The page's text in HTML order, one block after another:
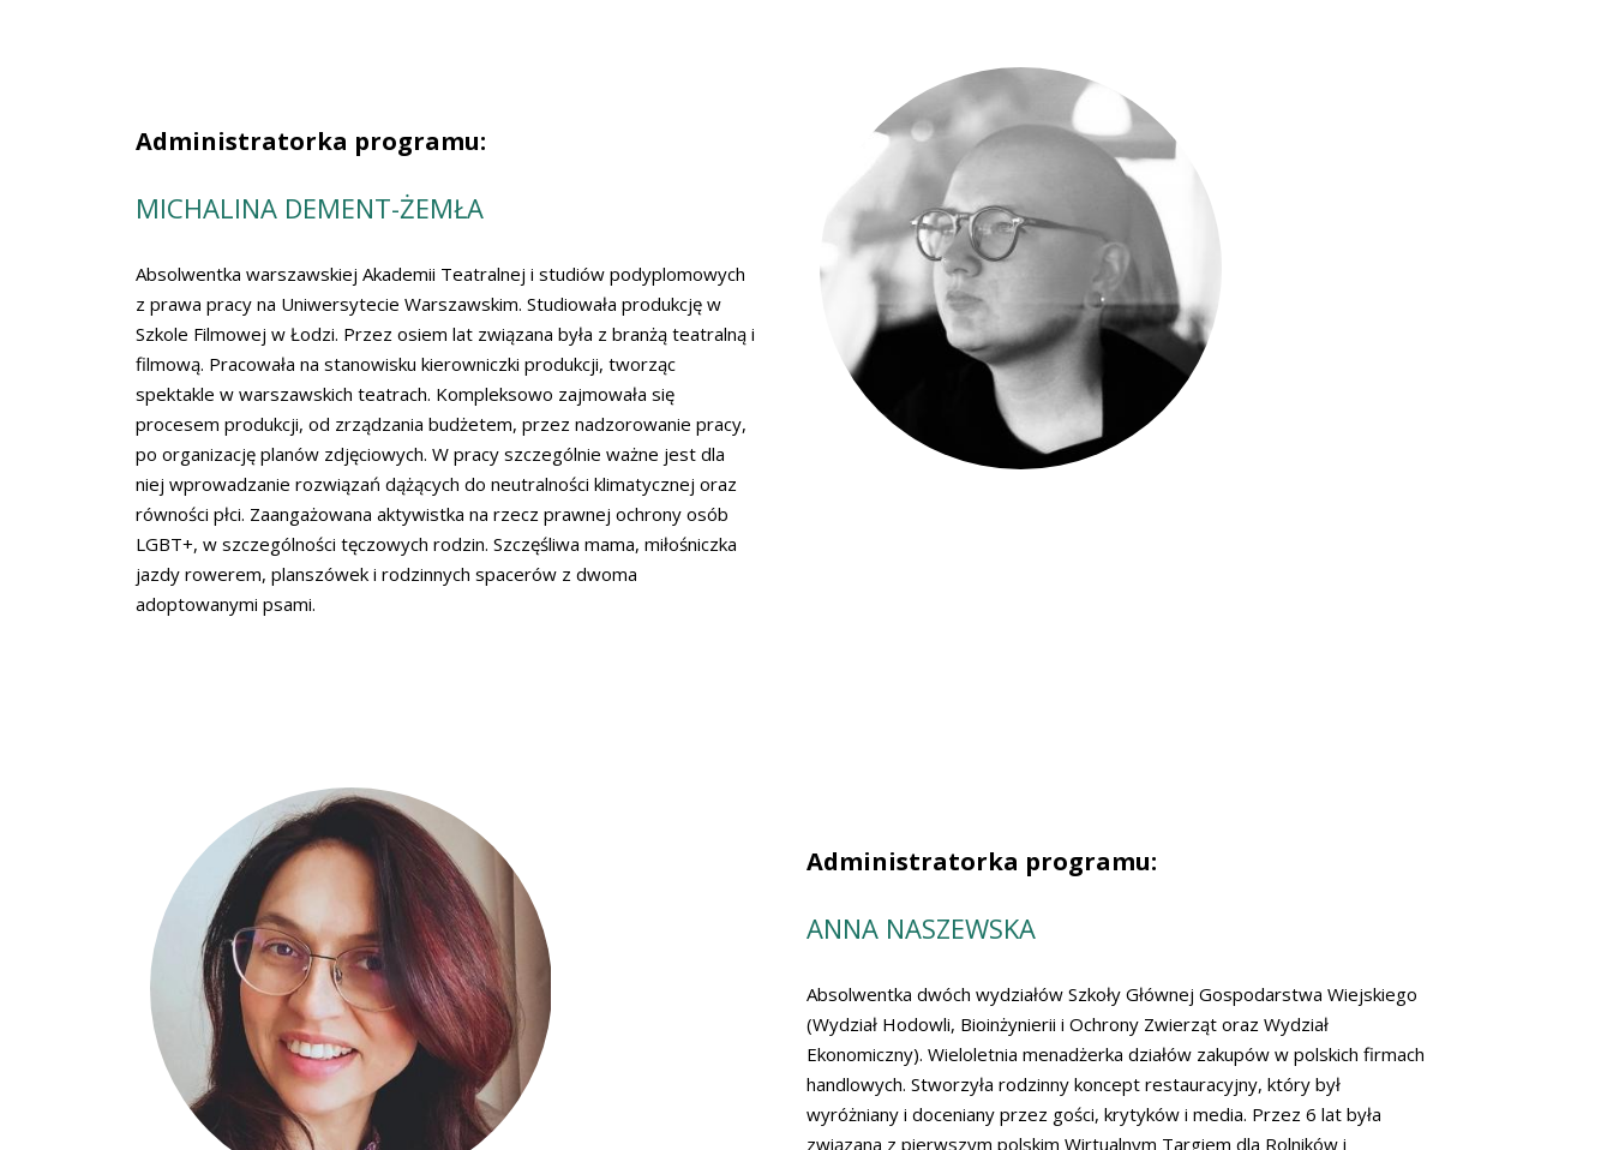
Administratorka programu:
MICHALINA DEMENT-ŻEMŁA
Absolwentka warszawskiej Akademii Teatralnej i studiów podyplomowych
z prawa pracy na Uniwersytecie Warszawskim. Studiowała produkcję w
Szkole Filmowej w Łodzi. Przez osiem lat związana była z branżą teatralną i
filmową. Pracowała na stanowisku kierowniczki produkcji, tworząc
spektakle w warszawskich teatrach. Kompleksowo zajmowała się
procesem produkcji, od zrządzania budżetem, przez nadzorowanie pracy,
po organizację planów zdjęciowych. W pracy szczególnie ważne jest dla
niej wprowadzanie rozwiązań dążących do neutralności klimatycznej oraz
równości płci. Zaangażowana aktywistka na rzecz prawnej ochrony osób
LGBT+, w szczególności tęczowych rodzin. Szczęśliwa mama, miłośniczka
jazdy rowerem, planszówek i rodzinnych spacerów z dwoma
adoptowanymi psami.
Administratorka programu:
ANNA NASZEWSKA
Absolwentka dwóch wydziałów Szkoły Głównej Gospodarstwa Wiejskiego
(Wydział Hodowli, Bioinżynierii i Ochrony Zwierząt oraz Wydział
Ekonomiczny). Wieloletnia menadżerka działów zakupów w polskich firmach
handlowych. Stworzyła rodzinny koncept restauracyjny, który był
wyróżniany i doceniany przez gości, krytyków i media. Przez 6 lat była
związana z pierwszym polskim Wirtualnym Targiem dla Rolników i